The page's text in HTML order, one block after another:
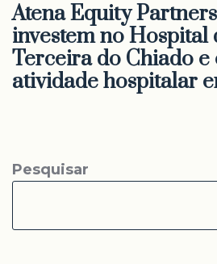
Atena Equity
investem no Hospital
Terceira do Chiado
atividade hospitalar
Pesquisar